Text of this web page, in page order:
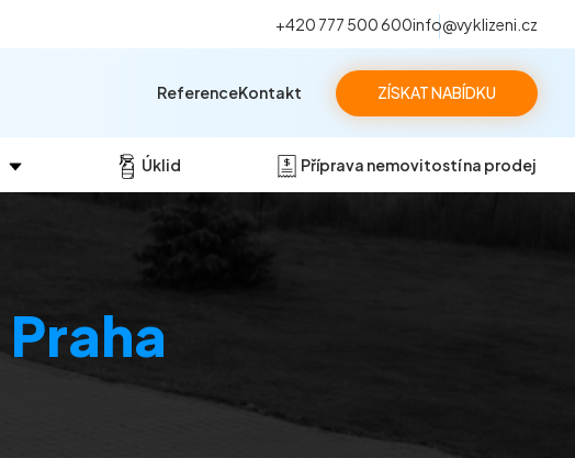
+420 777 500 600info@vyklizeni.cz
ZÍSKAT NABÍDKU
Úklid Příprava nemovitostí na prodej
ReferenceKontakt
Praha